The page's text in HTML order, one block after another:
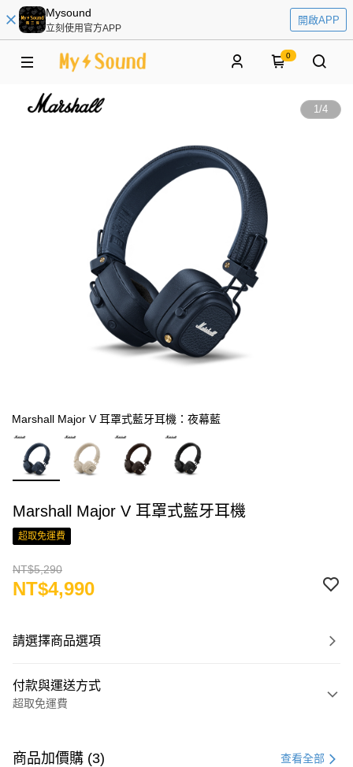
Mysound
立刻使用官方APP
開啟APP
0
1/4
Marshall Major V 耳罩式藍牙耳機：夜幕藍
Marshall Major V 耳罩式藍牙耳機
超取免運費
NT$5,290
NT$4,990
請選擇商品選項
付款與運送方式
超取免運費
信用卡一次付款
商品加價購 (3) 查看全部